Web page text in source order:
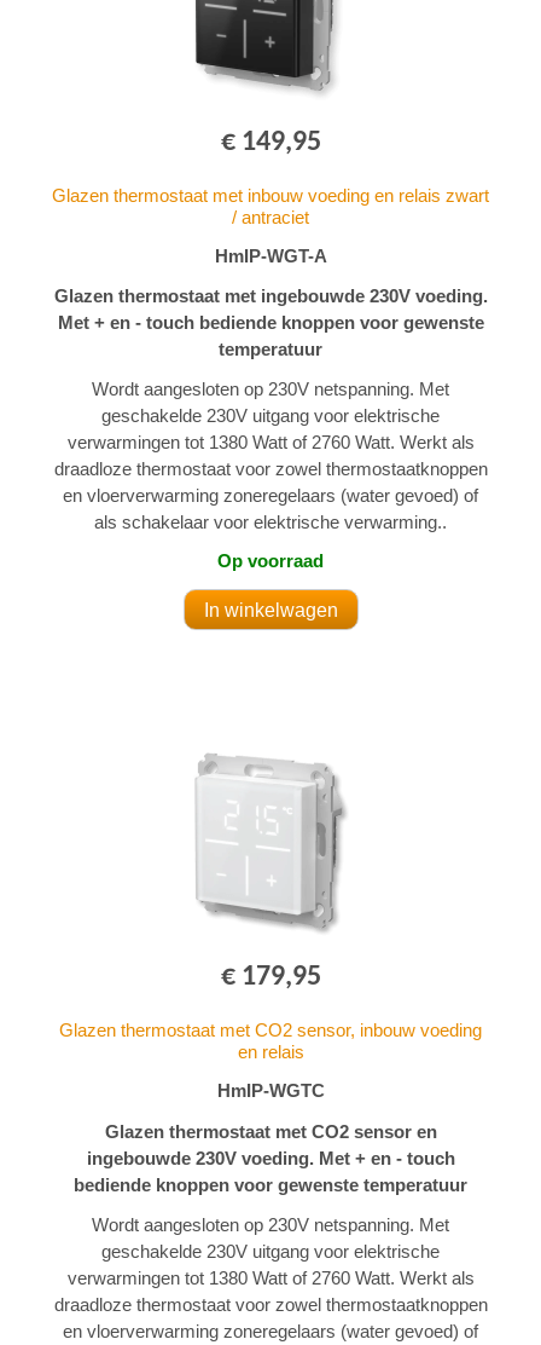
€ 149,95
Glazen thermostaat met inbouw voeding en relais zwart
/ antraciet
HmIP-WGT-A
Glazen thermostaat met ingebouwde 230V voeding.
Met + en - touch bediende knoppen voor gewenste
temperatuur
Wordt aangesloten op 230V netspanning. Met
geschakelde 230V uitgang voor elektrische
verwarmingen tot 1380 Watt of 2760 Watt. Werkt als
draadloze thermostaat voor zowel thermostaatknoppen
en vloerverwarming zoneregelaars (water gevoed) of
als schakelaar voor elektrische verwarming..
Op voorraad
€ 179,95
Glazen thermostaat met CO2 sensor, inbouw voeding
en relais
HmIP-WGTC
Glazen thermostaat met CO2 sensor en
ingebouwde 230V voeding. Met + en - touch
bediende knoppen voor gewenste temperatuur
Wordt aangesloten op 230V netspanning. Met
geschakelde 230V uitgang voor elektrische
verwarmingen tot 1380 Watt of 2760 Watt. Werkt als
draadloze thermostaat voor zowel thermostaatknoppen
en vloerverwarming zoneregelaars (water gevoed) of